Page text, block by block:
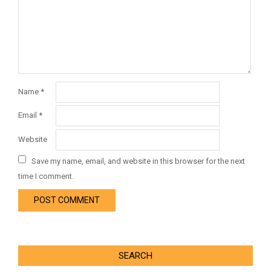
Name *
Email *
Website
Save my name, email, and website in this browser for the next
time I comment.
SEARCH